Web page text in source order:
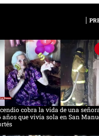
cobra la vida de una
años que vivía sola en San